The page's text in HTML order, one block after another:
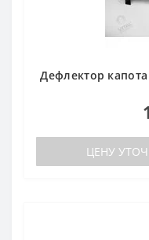
Дефлектор капота
ЦЕНУ